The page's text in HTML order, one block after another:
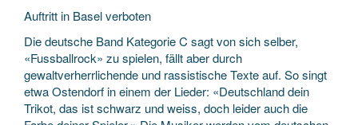
Auftritt in Basel verboten
Die deutsche Band Kategorie C sagt von sich selber,
«Fussballrock» zu spielen, fällt aber durch
gewaltverherrlichende und rassistische Texte auf. So singt
etwa Ostendorf in einem der Lieder: «Deutschland dein
Trikot, das ist schwarz und weiss, doch leider auch die